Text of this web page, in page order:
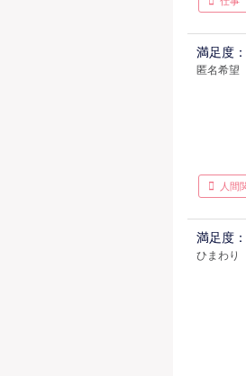
満足度：
匿名希望
人間
満足度：
ひまわり